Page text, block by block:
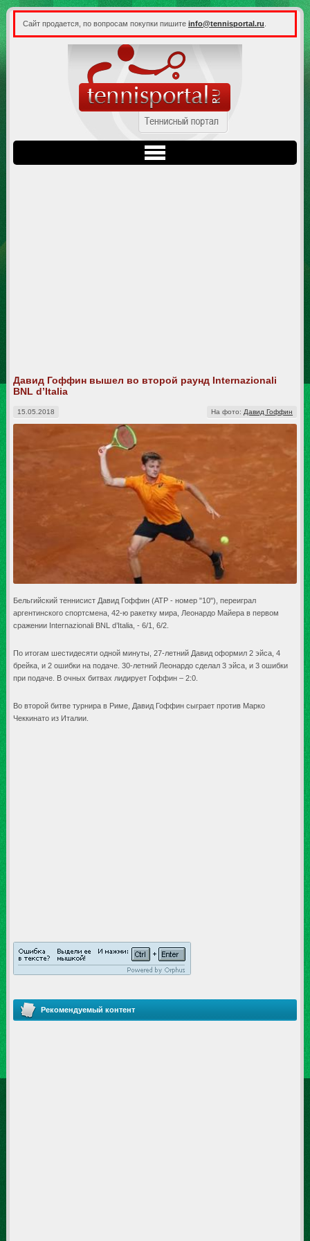
Сайт продается, по вопросам покупки пишите info@tennisportal.ru
Давид Гоффин вышел во второй раунд Internazionali
BNL d’Italia
На фото: Давид Гоффин
15.05.2018
Бельгийский теннисист Давид Гоффин (АТР - номер "10"), переиграл
аргентинского спортсмена, 42-ю ракетку мира, Леонардо Майера в первом
сражении Internazionali BNL d’Italia, - 6/1, 6/2.
По итогам шестидесяти одной минуты, 27-летний Давид оформил 2 эйса, 4
брейка, и 2 ошибки на подаче. 30-летний Леонардо сделал 3 эйса, и 3 ошибки
при подаче. В очных битвах лидирует Гоффин – 2:0.
Во второй битве турнира в Риме, Давид Гоффин сыграет против Марко
Чеккинато из Италии.
Рекомендуемый контент